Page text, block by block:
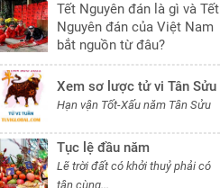
Tết Nguyên đán là gì và Tết
Nguyên đán của Việt Nam
bắt nguồn từ đâu?
Xem sơ lược tử vi Tân Sửu
Hạn vận Tốt-Xấu năm Tân Sửu
Tục lệ đầu năm
Lẽ trời đất có khởi thuỷ phải có
tận cùng...